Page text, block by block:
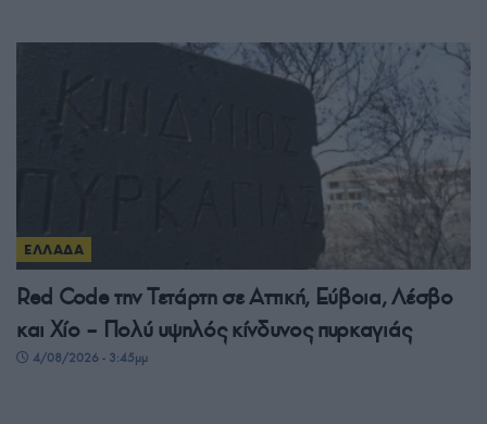
ΕΛΛΑΔΑ
Red Code την Τετάρτη σε Αττική, Εύβοια, Λέσβο
και Χίο – Πολύ υψηλός κίνδυνος πυρκαγιάς
4/08/2026 - 3:45μμ